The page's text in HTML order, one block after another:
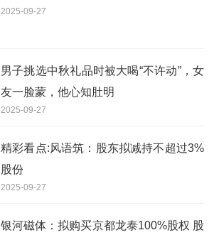
2025-09-27
男子挑选中秋礼品时被大喝“不许动”，女
友一脸蒙，他心知肚明
2025-09-27
精彩看点:风语筑：股东拟减持不超过3%
股份
2025-09-27
银河磁体：拟购买京都龙泰100%股权 股